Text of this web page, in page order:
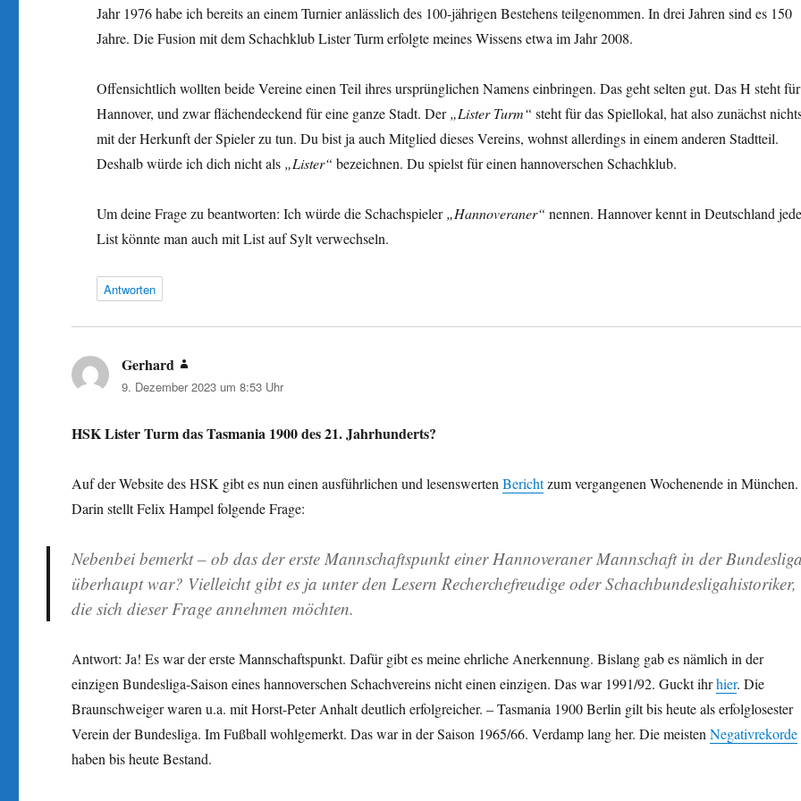
Jahr 1976 habe ich bereits an einem Turnier anlässlich des 100-jährigen Bestehens teilgenommen. In drei Jahren sind es 150
Jahre. Die Fusion mit dem Schachklub Lister Turm erfolgte meines Wissens etwa im Jahr 2008.
Offensichtlich wollten beide Vereine einen Teil ihres ursprünglichen Namens einbringen. Das geht selten gut. Das H steht für
Hannover, und zwar flächendeckend für eine ganze Stadt. Der„Lister Turm“ steht für das Spiellokal, hat also zunächst
mit der Herkunft der Spieler zu tun. Du bist ja auch Mitglied dieses Vereins, wohnst allerdings in einem anderen Stadtteil.
Deshalb würde ich dich nicht als „Lister“ bezeichnen. Du spielst für einen hannoverschen Schachklub.
Um deine Frage zu beantworten: Ich würde die Schachspieler„Hannoveraner“ nennen. Hannover kennt in Deutschland
List könnte man auch mit List auf Sylt verwechseln.
Antworten
Gerhard
9. Dezember 2023 um 8:53 Uhr
HSK Lister Turm das Tasmania 1900 des 21. Jahrhunderts?
Auf der Website des HSK gibt es nun einen ausführlichen und lesenswertenBerichtzum vergangenen Wochenende in München.
Darin stellt Felix Hampel folgende Frage:
Nebenbei bemerkt – ob das der erste Mannschaftspunkt einer Hannoveraner Mannschaft in der
überhaupt war? Vielleicht gibt es ja unter den Lesern Recherchefreudige oder Schachbundesligahistoriker,
die sich dieser Frage annehmen möchten.
Antwort: Ja! Es war der erste Mannschaftspunkt. Dafür gibt es meine ehrliche Anerkennung. Bislang gab es nämlich in der
einzigen Bundesliga-Saison eines hannoverschen Schachvereins nicht einen einzigen. Das war 1991/92. Guckt ihrhier. Die
Braunschweiger waren u.a. mit Horst-Peter Anhalt deutlich erfolgreicher. – Tasmania 1900 Berlin gilt bis heute als erfolglosester
Verein der Bundesliga. Im Fußball wohlgemerkt. Das war in der Saison 1965/66. Verdamp lang her. Die meistenNegativrekorde
haben bis heute Bestand.